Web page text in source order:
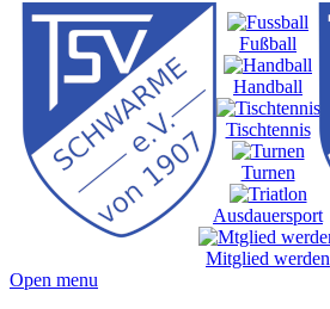
Fußball
Handball
Tischtennis
Turnen
Ausdauersport
Mitglied werden
Open menu